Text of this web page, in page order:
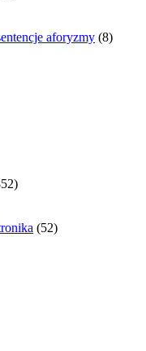
aforyzmy (8)
(52)